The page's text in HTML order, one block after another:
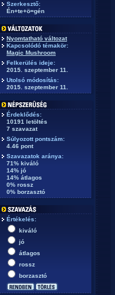
Szerkesztő:
Én+te+ö=gén
Nyomtatható változat
Kapcsolódó témakör:
Magic Mushroom
Felkerülés ideje:
2015. szeptember 11.
Utolsó módosítás:
2015. szeptember 11.
Érdeklődés:
10191 letöltés
7 szavazat
Súlyozott pontszám:
4.46 pont
Szavazatok aránya:
71% kiváló
14% jó
14% átlagos
0% rossz
0% borzasztó
Értékelés:
kiváló
jó
átlagos
rossz
borzasztó